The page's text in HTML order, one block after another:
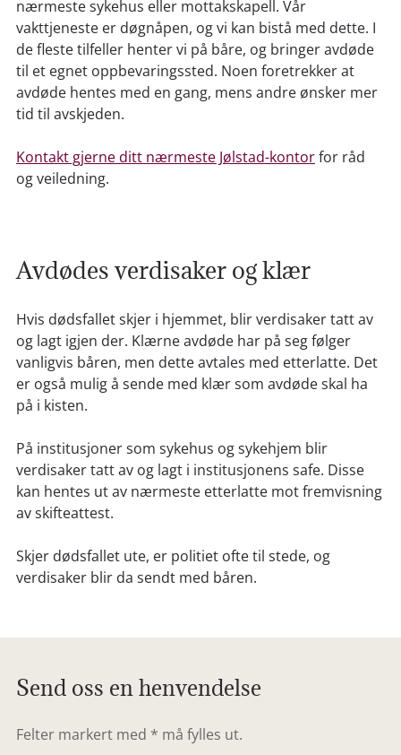
nærmeste sykehus eller mottakskapell. Vår
vakttjeneste er døgnåpen, og vi kan bistå med dette. I
de fleste tilfeller henter vi på båre, og bringer avdøde
til et egnet oppbevaringssted. Noen foretrekker at
avdøde hentes med en gang, mens andre ønsker mer
tid til avskjeden.
Kontakt gjerne ditt nærmeste Jølstad-kontorfor råd
og veiledning.
Avdødes verdisaker og klær
Hvis dødsfallet skjer i hjemmet, blir verdisaker tatt av
og lagt igjen der. Klærne avdøde har på seg følger
vanligvis båren, men dette avtales med etterlatte. Det
er også mulig å sende med klær som avdøde skal ha
på i kisten.
På institusjoner som sykehus og sykehjem blir
verdisaker tatt av og lagt i institusjonens safe. Disse
kan hentes ut av nærmeste etterlatte mot fremvisning
av skifteattest.
Skjer dødsfallet ute, er politiet ofte til stede, og
verdisaker blir da sendt med båren.
Send oss en henvendelse
Felter markert med * må fylles ut.